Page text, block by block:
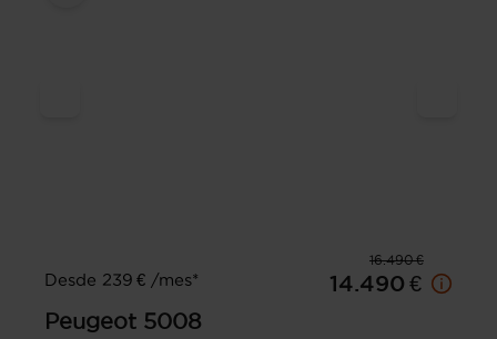
16.490 €
Desde 239 € /mes*
14.490 €
Peugeot 5008